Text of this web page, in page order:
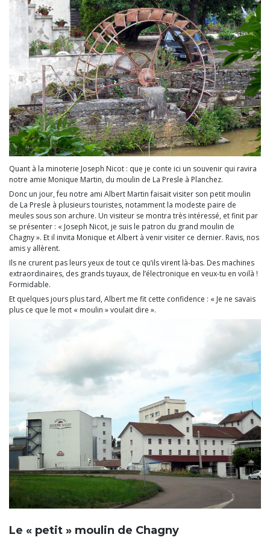
Quant à la minoterie Joseph Nicot : que je conte ici un souvenir qui ravira
notre amie Monique Martin, du moulin de La Presle à Planchez.
Donc un jour, feu notre ami Albert Martin faisait visiter son petit moulin
de La Presle à plusieurs touristes, notamment la modeste paire de
meules sous son archure. Un visiteur se montra très intéressé, et finit par
se présenter : « Joseph Nicot, je suis le patron du grand moulin de
Chagny ». Et il invita Monique et Albert à venir visiter ce dernier. Ravis, nos
amis y allèrent.
Ils ne crurent pas leurs yeux de tout ce qu’ils virent là-bas. Des machines
extraordinaires, des grands tuyaux, de l’électronique en veux-tu en voilà !
Formidable.
Et quelques jours plus tard, Albert me fit cette confidence : « Je ne savais
plus ce que le mot « moulin » voulait dire ».
Le « petit » moulin de Chagny